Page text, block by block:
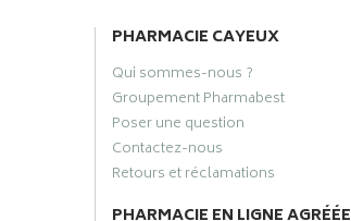
PHARMACIE CAYEUX
Qui sommes-nous ?
Groupement Pharmabest
Poser une question
Contactez-nous
Retours et réclamations